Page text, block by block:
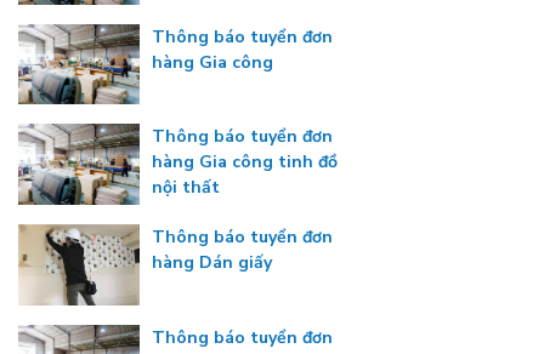
Thông báo tuyển đơn
hàng Gia công
Thông báo tuyển đơn
hàng Gia công tinh đồ
nội thất
Thông báo tuyển đơn
hàng Dán giấy
Thông báo tuyển đơn